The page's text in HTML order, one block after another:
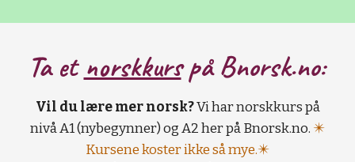
Ta et norskkurspå Bnorsk.no:
Vil du lære mer norsk?Vi har norskkurs på
nivå A1 (nybegynner) og A2 her på Bnorsk.no. ✴️
Kursene koster ikke så mye.✴️